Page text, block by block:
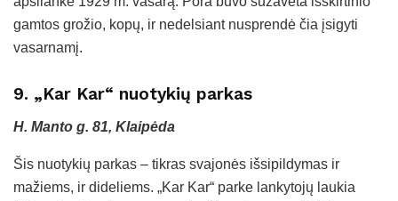
gamtos grožio, kopų, ir nedelsiant nusprendė čia įsigyti
vasarnamį.
9. „Kar Kar“ nuotykių parkas
H. Manto g. 81, Klaipėda
Šis nuotykių parkas – tikras svajonės išsipildymas ir
mažiems, ir dideliems. „Kar Kar“ parke lankytojų laukia